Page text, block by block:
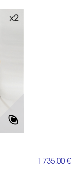
1 735,00 €